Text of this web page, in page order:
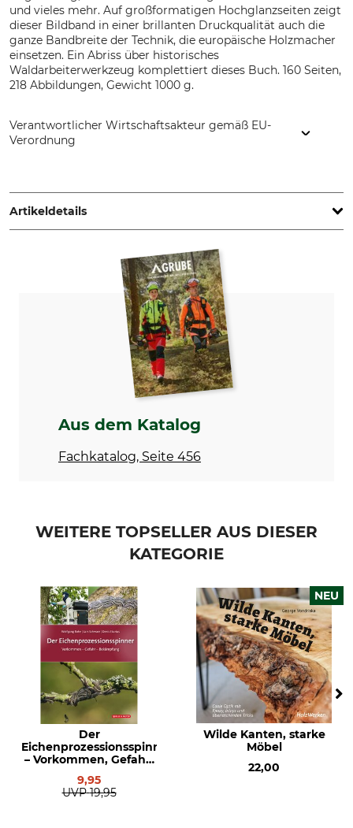
und vieles mehr. Auf großformatigen Hochglanzseiten zeigt
dieser Bildband in einer brillanten Druckqualität auch die
ganze Bandbreite der Technik, die europäische Holzmacher
einsetzen. Ein Abriss über historisches
Waldarbeiterwerkzeug komplettiert dieses Buch. 160 Seiten,
218 Abbildungen, Gewicht 1000 g.
Verantwortlicher Wirtschaftsakteur gemäß EU-
Verordnung
Scheeßel, Germany, www.forstfachverlag.de
Artikeldetails
Seitenanzahl
160
Einband
gebunden
Produkttyp
Buch
Brennholz – Technik &
Herstellung
Aus dem Katalog
Fachkatalog, Seite 456
WEITERE TOPSELLER AUS DIESER
KATEGORIE
Der
Eichenprozessionsspinner
– Vorkommen, Gefahr,
9,95
UVP 19,95
NEU
Wilde Kanten, starke
Möbel
22,00